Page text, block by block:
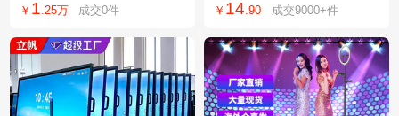
乐部比赛台球案子
￥ 1 25万 成交0件
车两用沙滩凉鞋
￥ 14 .90 成交9000+件